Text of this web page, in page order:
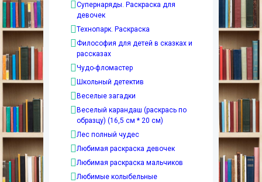
Супернаряды. Раскраска для
девочек
Технопарк. Раскраска
Философия для детей в сказках и
рассказах
Чудо-фломастер
Школьный детектив
Веселые загадки
Веселый карандаш (раскрась по
образцу) (16,5 см * 20 см)
Лес полный чудес
Любимая раскраска девочек
Любимая раскраска мальчиков
Любимые колыбельные